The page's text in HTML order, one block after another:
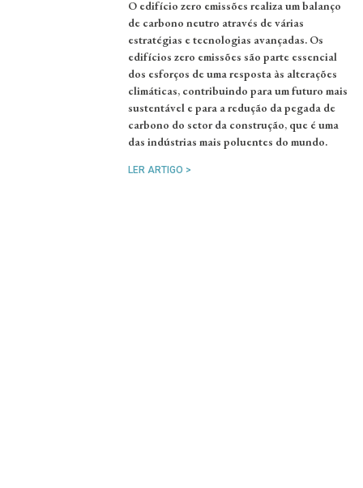
O edifício zero emissões realiza um balanço
de carbono neutro através de várias
estratégias e tecnologias avançadas. Os
edifícios zero emissões são parte essencial
dos esforços de uma resposta às alterações
climáticas, contribuindo para um futuro mais
sustentável e para a redução da pegada de
carbono do setor da construção, que é uma
das indústrias mais poluentes do mundo.
LER ARTIGO >